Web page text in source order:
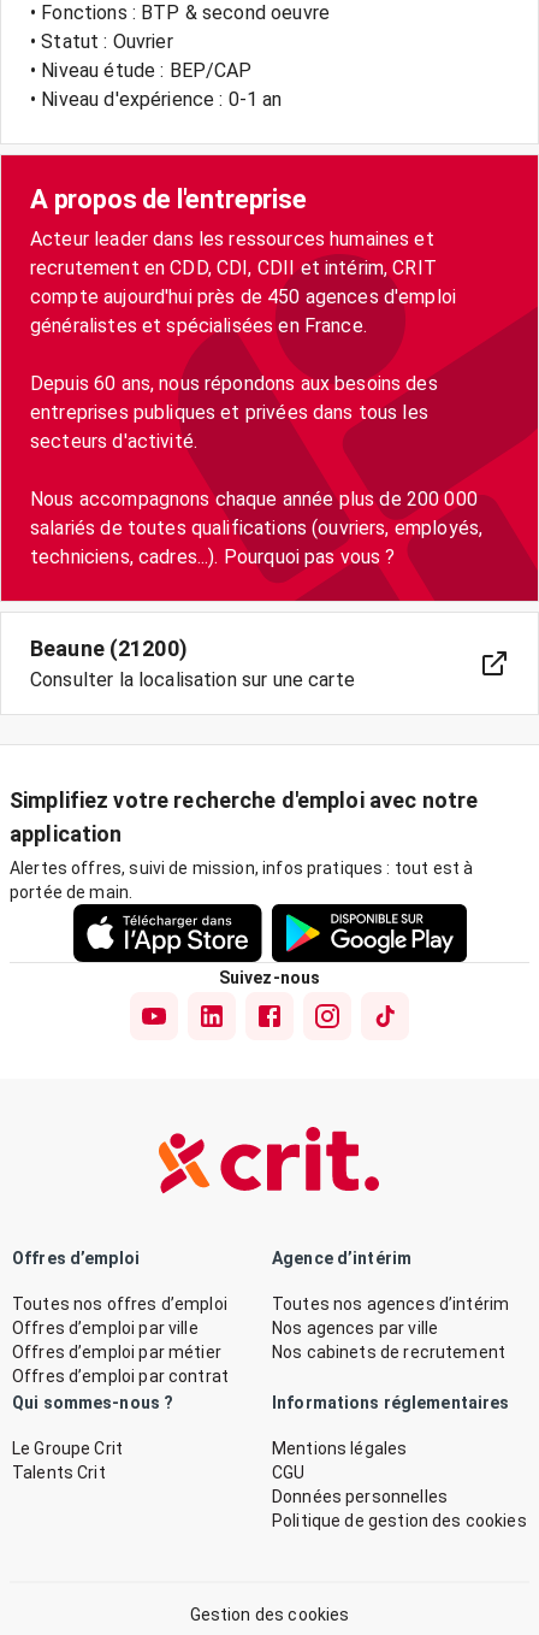
• Fonctions : BTP & second oeuvre
• Statut : Ouvrier
• Niveau étude : BEP/CAP
• Niveau d'expérience : 0-1 an
A propos de l'entreprise
Acteur leader dans les ressources humaines et
recrutement en CDD, CDI, CDII et intérim, CRIT
compte aujourd'hui près de 450 agences d'emploi
généralistes et spécialisées en France.
Depuis 60 ans, nous répondons aux besoins des
entreprises publiques et privées dans tous les
secteurs d'activité.
Nous accompagnons chaque année plus de 200 000
salariés de toutes qualifications (ouvriers, employés,
techniciens, cadres...). Pourquoi pas vous ?
Beaune (21200)
Consulter la localisation sur une carte
Simplifiez votre recherche d'emploi avec notre
application
Alertes offres, suivi de mission, infos pratiques : tout est à
portée de main.
Suivez-nous
Offres d’emploi
Toutes nos offres d’emploi
Offres d’emploi par ville
Offres d’emploi par métier
Offres d’emploi par contrat
Agence d’intérim
Toutes nos agences d’intérim
Nos agences par ville
Nos cabinets de recrutement
Qui sommes-nous ?
Le Groupe Crit
Talents Crit
Informations réglementaires
Mentions légales
CGU
Données personnelles
Politique de gestion des cookies
Gestion des cookies